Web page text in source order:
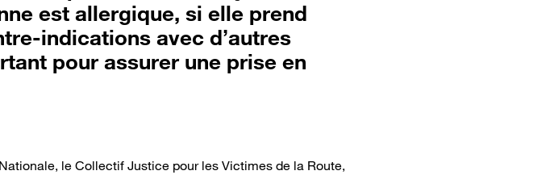
est allergique, si elle prend
indications avec d’autres
pour assurer une prise en
le Collectif Justice pour les Victimes de la Route,